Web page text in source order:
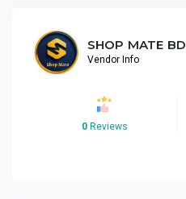
SHOP MATE BD
Vendor Info
0 Reviews